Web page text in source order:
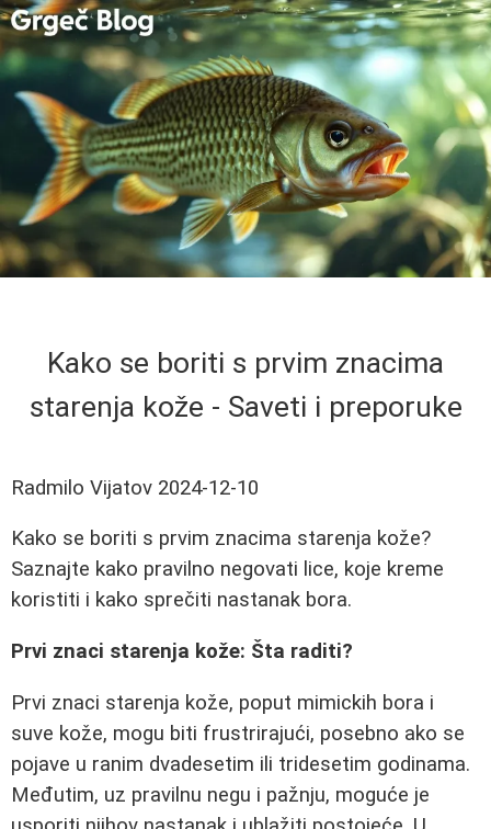
Kako se boriti s prvim znacima
starenja kože - Saveti i preporuke
Radmilo Vijatov 2024-12-10
Kako se boriti s prvim znacima starenja kože?
Saznajte kako pravilno negovati lice, koje kreme
koristiti i kako sprečiti nastanak bora.
Prvi znaci starenja kože: Šta raditi?
Prvi znaci starenja kože, poput mimickih bora i
suve kože, mogu biti frustrirajući, posebno ako se
pojave u ranim dvadesetim ili tridesetim godinama.
Međutim, uz pravilnu negu i pažnju, moguće je